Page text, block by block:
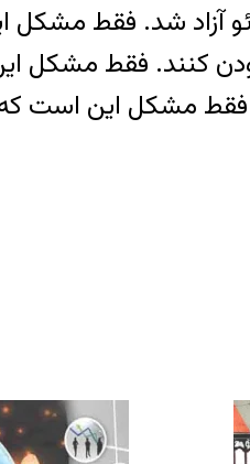
آزاد شد. فقط مشکل
فقط مشکل این
مشکل این است که